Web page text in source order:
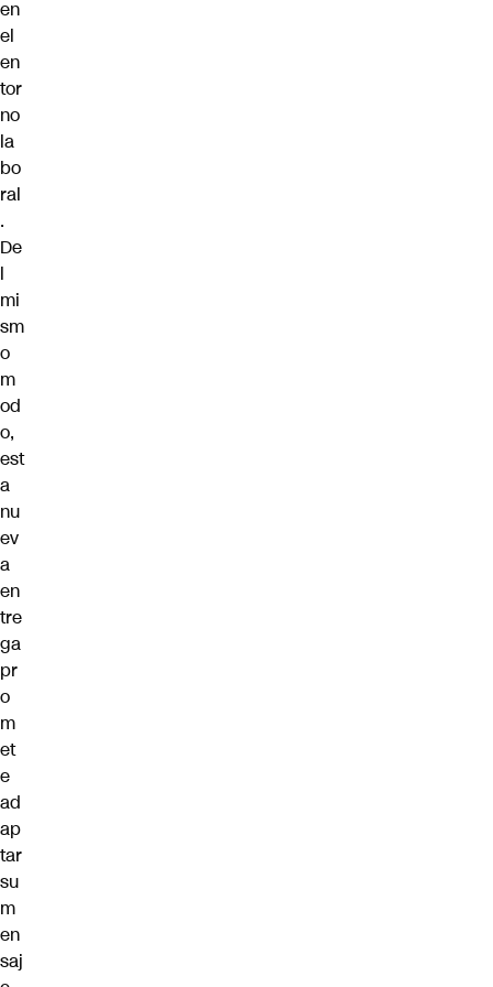
en
el
en
tor
no
la
bo
ral
.
De
l
mi
sm
o
m
od
o,
est
a
nu
ev
a
en
tre
ga
pr
o
m
et
e
ad
ap
tar
su
m
en
saj